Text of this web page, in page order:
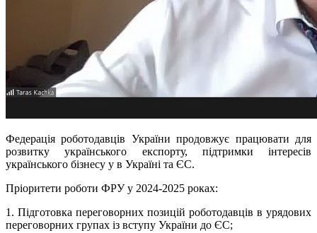
Федерація роботодавців України продовжує працювати для
розвитку українського експорту, підтримки інтересів
українського бізнесу у в Україні та ЄС.
Пріоритети роботи ФРУ у 2024-2025 роках:
1. Підготовка переговорних позицій роботодавців в урядових
переговорних групах із вступу України до ЄС;